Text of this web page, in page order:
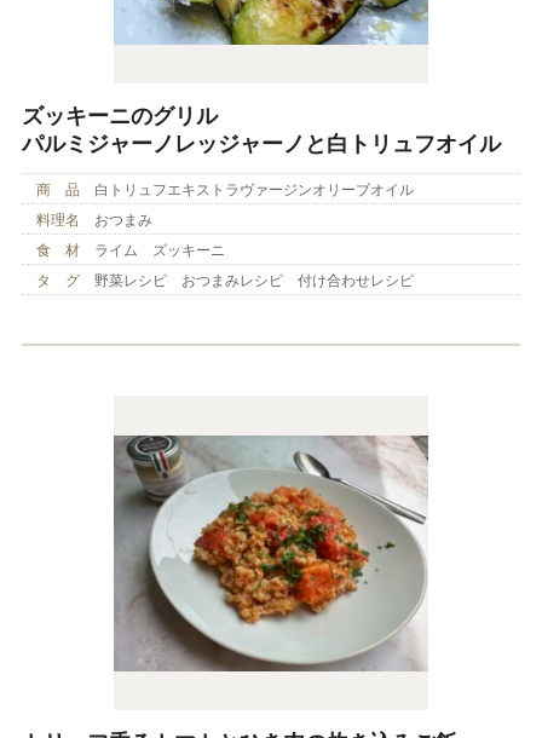
ズッキーニのグリル
パルミジャーノレッジャーノと白トリュフオイル
商 品
白トリュフエキストラヴァージンオリーブオイル
料理名
おつまみ
食 材
ライム ズッキーニ
タ グ
野菜レシピ おつまみレシピ 付け合わせレシピ